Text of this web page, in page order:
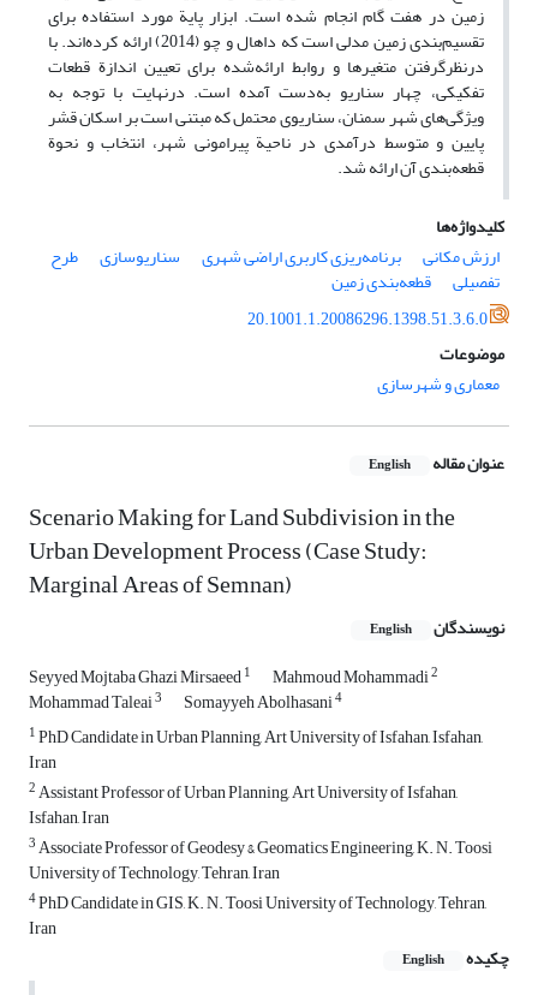
زمین در هفت گام انجام شده است. ابزار پایة مورد استفاده برای
تقسیم‌بندی زمین مدلی است که داهال و چو (2014) ارائه کرده‌اند. با
درنظرگرفتن متغیرها و روابط ارائه‌شده برای تعیین اندازة قطعات
تفکیکی، چهار سناریو به‌دست‌ آمده است. درنهایت با توجه به
ویژگی‌های شهر سمنان، سناریوی محتمل که مبتنی است بر اسکان قشر
پایین و متوسط درآمدی در ناحیة پیرامونی شهر، انتخاب و نحوة
قطعه‌بندی آن ارائه شد.
کلیدواژه‌ها
ارزش مکانی
برنامه‌ریزی کاربری اراضی شهری سناریوسازی طرح
تفصیلی
قطعه‌بندی زمین
20.1001.1.20086296.1398.51.3.6.0
موضوعات
معماری و شهرسازی
عنوان مقاله English
Scenario Making for Land Subdivision in the
Urban Development Process (Case Study:
Marginal Areas of Semnan)
نویسندگان English
Seyyed Mojtaba Ghazi Mirsaeed1 Mahmoud Mohammadi2
Mohammad Taleai3 Somayyeh Abolhasani4
1PhD Candidate in Urban Planning, Art University of Isfahan, Isfahan,
Iran
2Assistant Professor of Urban Planning, Art University of Isfahan,
Isfahan, Iran
3Associate Professor of Geodesy & Geomatics Engineering, K. N. Toosi
University of Technology, Tehran, Iran
4PhD Candidate in GIS, K. N. Toosi University of Technology, Tehran,
Iran
چکیده
English